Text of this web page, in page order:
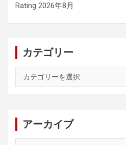
Rating 2026年8月
カテゴリー
ゴ
アーカイブ